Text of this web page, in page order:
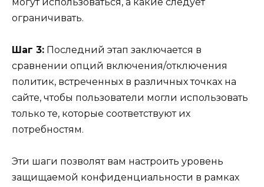
ограничивать.
Шаг 3: Последний этап заключается в
сравнении опций включения/отключения
политик, встреченных в различных точках на
сайте, чтобы пользователи могли использовать
только те, которые соответствуют их
потребностям.
Эти шаги позволят вам настроить уровень
защищаемой конфиденциальности в рамках